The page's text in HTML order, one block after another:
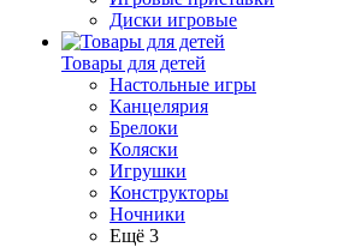
Диски игровые
Товары для детей
Настольные игры
Канцелярия
Брелоки
Коляски
Игрушки
Конструкторы
Ночники
Ещё 3